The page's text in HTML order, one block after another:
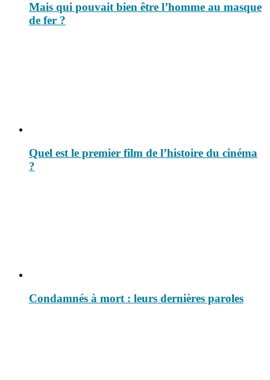
Mais qui pouvait bien être l’homme au masque
de fer ?
Quel est le premier film de l’histoire du cinéma
?
Condamnés à mort : leurs dernières paroles